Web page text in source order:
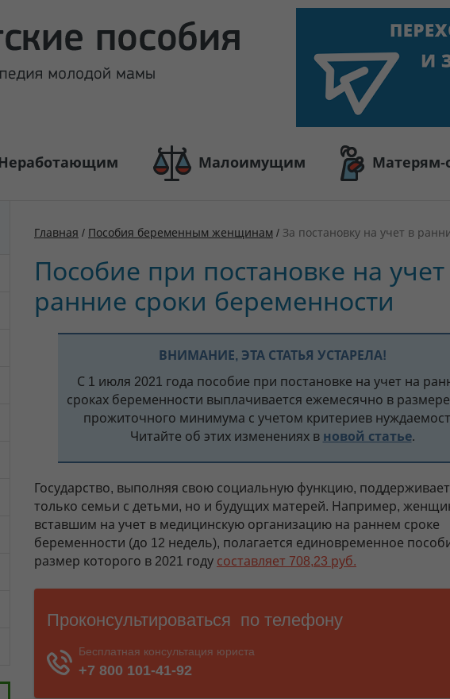
Неработающим Малоимущим
Главная / Пособия беременным женщинам / За постановку на учет в
Пособие при постановке на учет
ранние сроки беременности
ВНИМАНИЕ, ЭТА СТАТЬЯ УСТАРЕЛА!
С 1 июля 2021 года пособие при постановке на учет на
сроках беременности выплачивается ежемесячно в
прожиточного минимума с учетом критериев
Читайте об этих изменениях в новой статье.
Государство, выполняя свою социальную функцию,
только семьи с детьми, но и будущих матерей. Например,
вставшим на учет в медицинскую организацию на раннем сроке
беременности (до 12 недель), полагается единовременное
размер которого в 2021 году составляет 708,23 руб.